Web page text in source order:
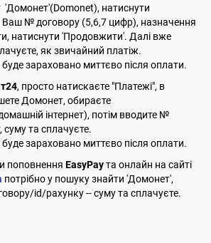
'Домонет'(Domonet), натиснути
№ договору (5,6,7 цифр), назначення
натиснути 'Продовжити'. Далі вже
як звичайний платіж.
зараховано миттєво після оплати.
, просто натискаєте "Платежі", в
Домонет, обираєте
інтернет), потім вводите №
та сплачуєте.
зараховано миттєво після оплати.
поповнення EasyPayта онлайн на сайті
потрібно у пошуку знайти 'Домонет',
id/рахунку -- суму та сплачуєте.